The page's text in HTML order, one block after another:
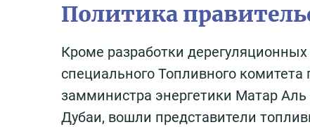
Политика
Кроме разработки
специального Топливного
замминистра энергетики Матар Аль
Дубаи, вошли представители